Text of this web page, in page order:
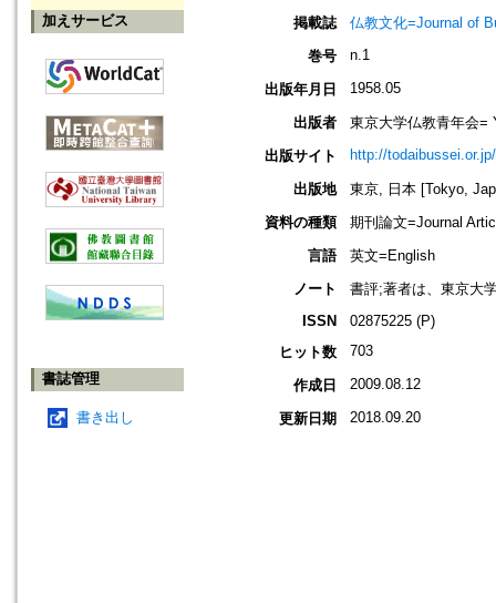
加えサービス
書誌管理
書き出し
掲載誌
仏教文化=Journal of
巻号
n.1
出版年月日 1958.05
出版者
東京大学仏教青年会=
出版サイト
http://
出版地
東京, 日本 [Tokyo,
資料の種類
期刊論文=Journal
言語
英文=English
ノート
書評;著者は、東京大
ISSN
02875225 (P)
ヒット数
703
作成日 2009.08.12
更新日期 2018.09.20